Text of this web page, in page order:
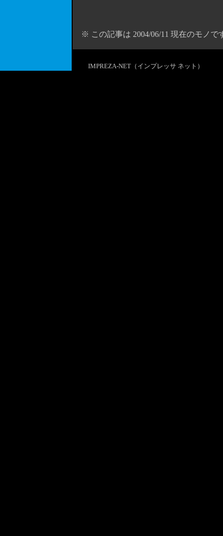
※ この記事は 2004/06/11 現在のモノで
IMPREZA-NET（インプレッサ ネット）